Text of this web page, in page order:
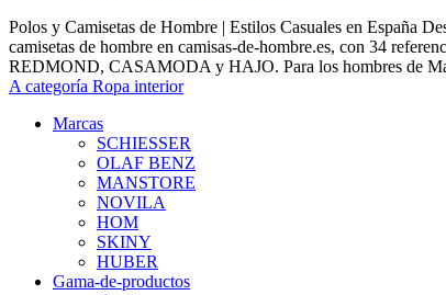
Polos y Camisetas de Hombre | Estilos Casuales en España
camisetas de hombre en camisas-de-hombre.es, con 34
REDMOND, CASAMODA y HAJO. Para los hombres de
A categoría Ropa interior
Marcas
SCHIESSER
OLAF BENZ
MANSTORE
NOVILA
HOM
SKINY
HUBER
Gama-de-productos